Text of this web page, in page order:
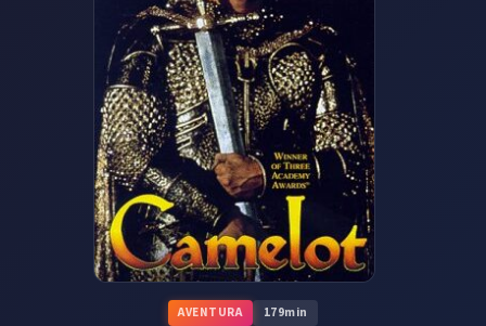
AVENTURA 179min